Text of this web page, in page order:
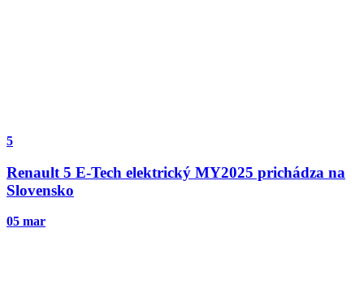
5
Renault 5 E-Tech elektrický MY2025 prichádza na
Slovensko
05 mar